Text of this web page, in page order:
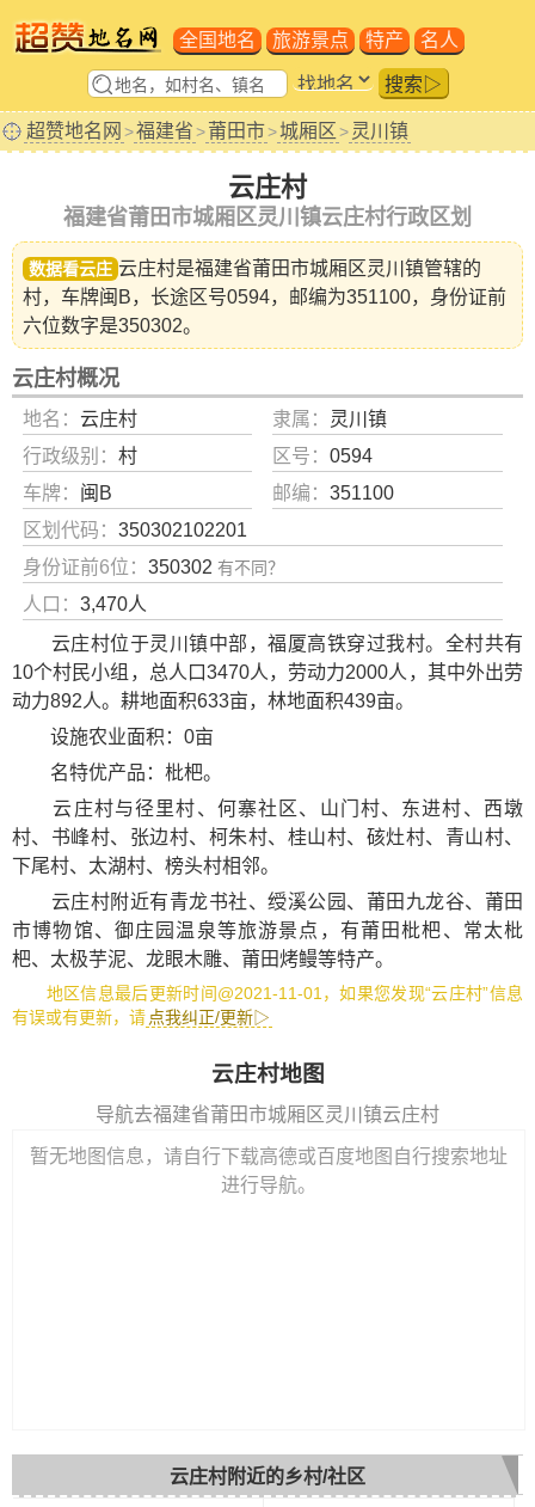
全国地名 旅游景点 特产 名人
搜索▷
超赞地名网 >福建省>莆田市>城厢区 > 灵川镇
云庄村
福建省莆田市城厢区灵川镇云庄村行政区划
数据看云庄 云庄村是福建省莆田市城厢区灵川镇管辖的
村，车牌闽B，长途区号0594，邮编为351100，身份证前
六位数字是350302。
云庄村概况
地名： 云庄村 隶属：
灵川镇
行政级别： 村 区号：0594
车牌： 闽B 邮编：351100
区划代码： 350302102201
身份证前6位： 350302 有不同？
人口： 3,470人
云庄村位于灵川镇中部，福厦高铁穿过我村。全村共有
10个村民小组，总人口3470人，劳动力2000人，其中外出劳
动力892人。耕地面积633亩，林地面积439亩。
设施农业面积：0亩
名特优产品：枇杷。
云庄村与径里村、何寨社区、山门村、东进村、西墩
村、书峰村、张边村、柯朱村、桂山村、硋灶村、青山村、
下尾村、太湖村、榜头村相邻。
云庄村附近有青龙书社、绶溪公园 、 莆田九龙谷、 莆田
市博物馆、 御庄园温泉等旅游景点，有莆田枇杷、 常太枇
杷、 太极芋泥、 龙眼木雕、 莆田烤鳗等特产。
地区信息最后更新时间@2021-11-01，如果您发现“云庄村”信息
有误或有更新，请 点我纠正/更新▷
云庄村地图
导航去福建省莆田市城厢区灵川镇云庄村
暂无地图信息，请自行下载高德或百度地图自行搜索地址
进行导航。
云庄村附近的乡村/社区